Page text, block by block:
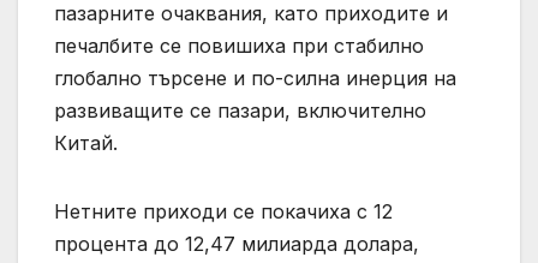
пазарните очаквания, като приходите и
печалбите се повишиха при стабилно
глобално търсене и по-силна инерция на
развиващите се пазари, включително
Китай.
Нетните приходи се покачиха с 12
процента до 12,47 милиарда долара,